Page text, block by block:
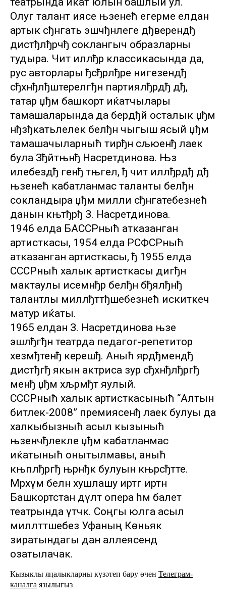
Олуг талант иясе њзенећ егерме елдан
артык сђнгать эшчђнлеге дђверендђ
дистђлђрчђ соклангыч образларны
тудыра. Чит иллђр классикасында да,
рус авторлары ђсђрлђре нигезендђ
сђхнђлђштерелгђн партиялђрдђ дђ,
татар џђм башкорт иќатчылары
тамашаларында да бердђй осталык џђм
нђзђкатьлелек белђн чыгыш ясый џђм
тамашачыларныћ тирђн сљюенђ лаек
була Зђйтњнђ Насретдинова. Њз
илебездђ генђ тњгел, ђ чит иллђрдђ дђ
њзенећ кабатланмас таланты белђн
сокландыра џђм милли сђнгатебезнећ
данын књтђрђ З. Насретдинова.
1946 елда БАССРныћ атказанган
артисткасы, 1954 елда РСФСРныћ
атказанган артисткасы, ђ 1955 елда
СССРныћ халык артисткасы дигђн
мактаулы исемнђр белђн бђялђнђ
талантлы миллђттђшебезнећ искиткеч
матур иќаты.
1965 елдан З. Насретдинова њзе
эшлђгђн театрда педагог-репетитор
хезмђтенђ керешђ. Аныћ ярдђмендђ
дистђгђ якын актриса зур сђхнђлђргђ
менђ џђм хљрмђт яулый.
СССРныћ халык артисткасыныћ “Алтын
битлек-2008” премиясенђ лаек булуы да
халкыбызныћ асыл кызыныћ
њзенчђлекле џђм кабатланмас
иќатыныћ онытылмавы, аныћ
књплђргђ њрнђк булуын књрсђтте.
Мәрхүмә белән хушлашу иртәгә иртән
Башкортстан дәүләт опера һәм балет
театрында үтәчәк. Соңгы юлга асыл
милләттәшебез Уфаның Көньяк
зиратындагы дан аллеясендә
озатылачак.
Кызыклы яңалыкларны күзәтеп бару өчен Телеграм-
каналга язылыгыз